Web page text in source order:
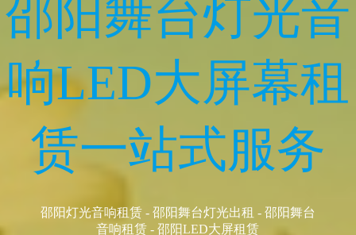
邵阳灯光音响LED大屏租赁
邵阳舞台搭建
自有设备,一手资源